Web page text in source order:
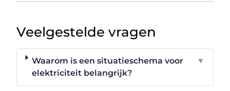
Veelgestelde vragen
Waarom is een situatieschema voor
elektriciteit belangrijk?
▼